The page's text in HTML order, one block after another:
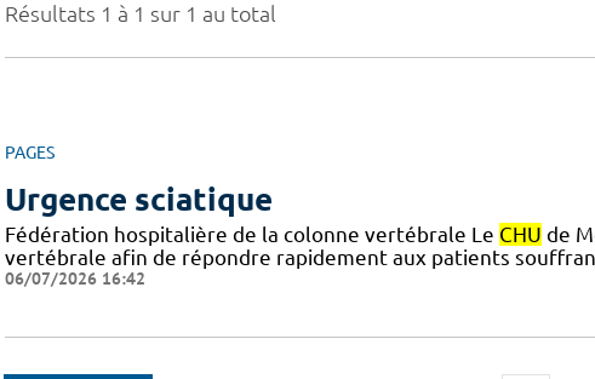
Résultats 1 à 1 sur 1 au total
PAGES
Urgence sciatique
Fédération hospitalière de la colonne vertébrale Le CHU de
vertébrale afin de répondre rapidement aux patients
06/07/2026 16:42